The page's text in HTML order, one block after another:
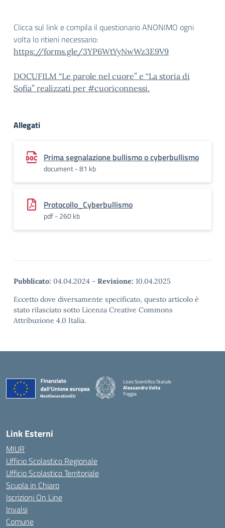
Clicca sul link e compila il questionario ANONIMO ogni
volta lo ritieni necessario:
https://forms.gle/3YP6WtYyNwWz3E9V9
DOCUFILM “Le parole nel cuore” e “La storia di
Sofia” realizzati per #cuoriconnessi.
Allegati
Prima segnalazione bullismo o cyberbullismo
document - 81 kb
Protocollo_Cyberbullismo
pdf - 260 kb
Pubblicato: 04.04.2024 - Revisione: 10.04.2025
Eccetto dove diversamente specificato, questo articolo è
stato rilasciato sotto Licenza Creative Commons
Attribuzione 4.0 Italia.
Liceo Scientifico Statale
Alessandro Volta
Foggia
— Visita la pagina iniziale della scuola
Link Esterni
MIUR
Ufficio Scolastico Regionale
Ufficio Scolastico Territoriale
Scuola in Chiaro
Iscrizioni On Line
Invalsi
Comune